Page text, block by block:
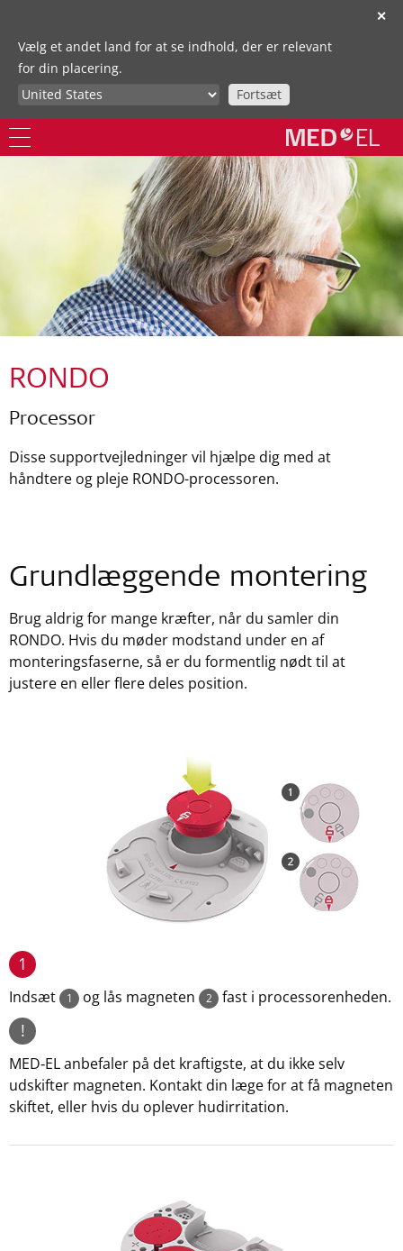
✕
Vælg et andet land for at se indhold, der er relevant
for din placering.
Fortsæt
RONDO
Processor
Disse supportvejledninger vil hjælpe dig med at
håndtere og pleje RONDO-processoren.
Grundlæggende montering
Brug aldrig for mange kræfter, når du samler din
RONDO. Hvis du møder modstand under en af
monteringsfaserne, så er du formentlig nødt til at
justere en eller flere deles position.
1
Indsæt 1 og lås magneten 2 fast i processorenheden.
!
MED‑EL anbefaler på det kraftigste, at du ikke selv
udskifter magneten. Kontakt din læge for at få magneten
skiftet, eller hvis du oplever hudirritation.